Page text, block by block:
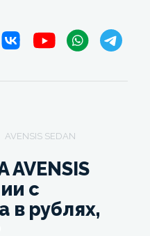
AVENSIS SEDAN
AVENSIS
с
в рублях,